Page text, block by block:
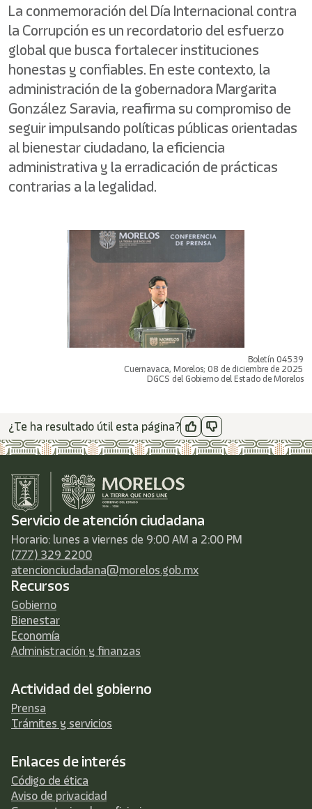
La conmemoración del Día Internacional contra
la Corrupción es un recordatorio del esfuerzo
global que busca fortalecer instituciones
honestas y confiables. En este contexto, la
administración de la gobernadora Margarita
González Saravia, reafirma su compromiso de
seguir impulsando políticas públicas orientadas
al bienestar ciudadano, la eficiencia
administrativa y la erradicación de prácticas
contrarias a la legalidad.
Boletín 04539
Cuernavaca, Morelos; 08 de diciembre de 2025
DGCS del Gobierno del Estado de Morelos
¿Te ha resultado útil esta página?
Servicio de atención ciudadana
Horario: lunes a viernes de 9:00 AM a 2:00 PM
(777) 329 2200
atencionciudadana@morelos.gob.mx
Recursos
Gobierno
Bienestar
Economía
Administración y finanzas
Actividad del gobierno
Prensa
Trámites y servicios
Enlaces de interés
Código de ética
Aviso de privacidad